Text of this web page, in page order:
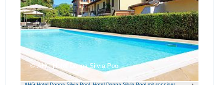
AHG Hotel Donna Silvia Pool